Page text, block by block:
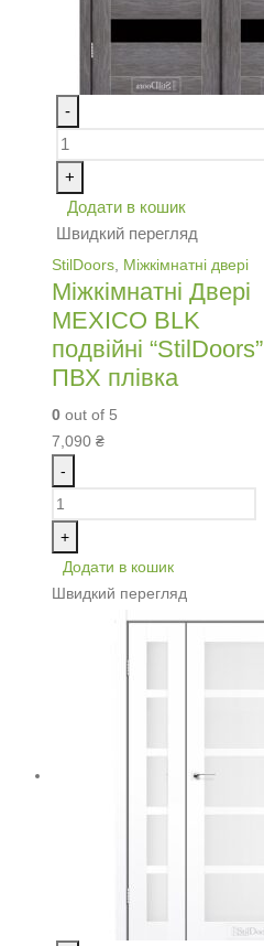
-
+
Додати в кошик
Швидкий перегляд
StilDoors Міжкімнатні двері
Міжкімнатні Двері
MEXICO BLK
подвійні “StilDoors”
ПВХ плівка
0 out of 5
7,090 ₴
-
+
Додати в кошик
Швидкий перегляд